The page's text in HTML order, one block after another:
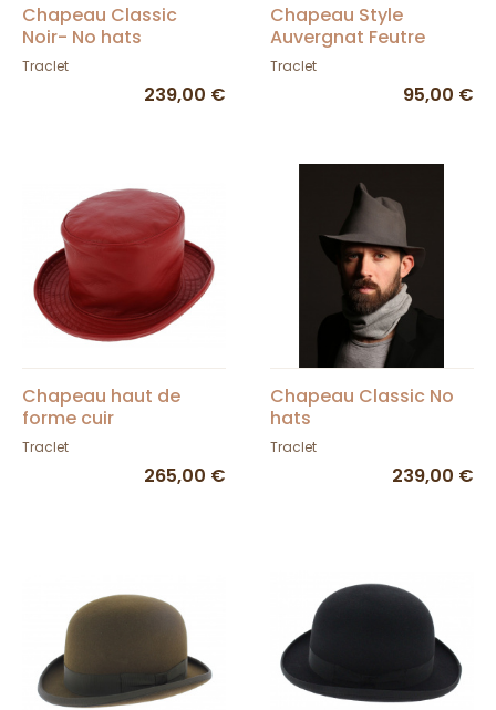
Chapeau Classic
Noir- No hats
Traclet
239,00 €
Chapeau Style
Auvergnat Feutre
Laine Beige - Traclet
Traclet
95,00 €
Chapeau haut de
forme cuir
Traclet
265,00 €
Chapeau Classic No
hats
Traclet
239,00 €